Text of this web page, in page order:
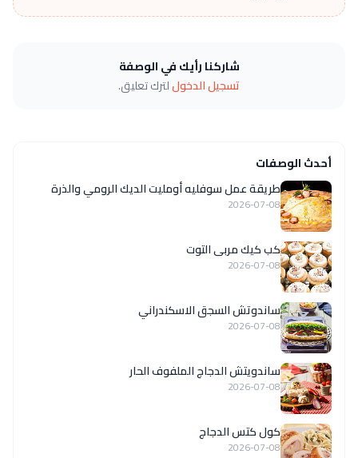
شاركنا رأيك في الوصفة
تسجيل الدخوللترك تعليق.
أحدث الوصفات
طريقة عمل سوفليه أومليت الديك الرومي والذرة
2026-07-08
كب كيك مربى التوت
2026-07-08
ساندوتش السجق الاسكندراني
2026-07-08
ساندويتش الدجاج الملفوف الحار
2026-07-08
كول كتس الدجاج
2026-07-08